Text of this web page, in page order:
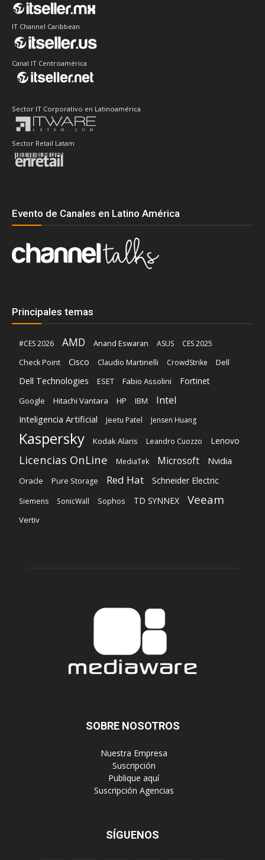
IT Channel Caribbean
Canal IT Centroamérica
Sector IT Corporativo en Latinoamérica
Sector Retail Latam
Evento de Canales en Latino América
Principales temas
#CES 2026 AMD Anand Eswaran ASUS
CES 2025
Check Point
Cisco Claudio Martinelli CrowdStrike Dell
Dell Technologies ESET Fabio Assolini Fortinet
Google Hitachi Vantara HP IBM Intel
Inteligencia Artificial Jeetu Patel Jensen Huang
Kaspersky Kodak Alaris Leandro Cuozzo Lenovo
Licencias OnLine MediaTek Microsoft Nvidia
Oracle Pure Storage Red Hat Schneider Electric
Siemens SonicWall Sophos TD SYNNEX Veeam
Vertiv
SOBRE NOSOTROS
‎ Nuestra Empresa
‎ Suscripción
‎ Publique aquí
‎ Suscripción Agencias
SÍGUENOS